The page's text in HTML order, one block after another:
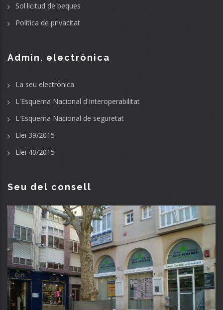
Sol·licitud de beques
Política de privacitat
Admin. electrònica
La seu electrònica
L'Esquema Nacional d'Interoperabilitat
L'Esquema Nacional de seguretat
Llei 39/2015
Llei 40/2015
Seu del consell